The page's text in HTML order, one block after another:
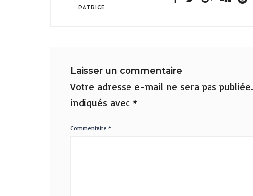
PATRICE
Laisser un commentaire
Votre adresse e-mail ne sera pas publiée.
indiqués avec *
Commentaire *